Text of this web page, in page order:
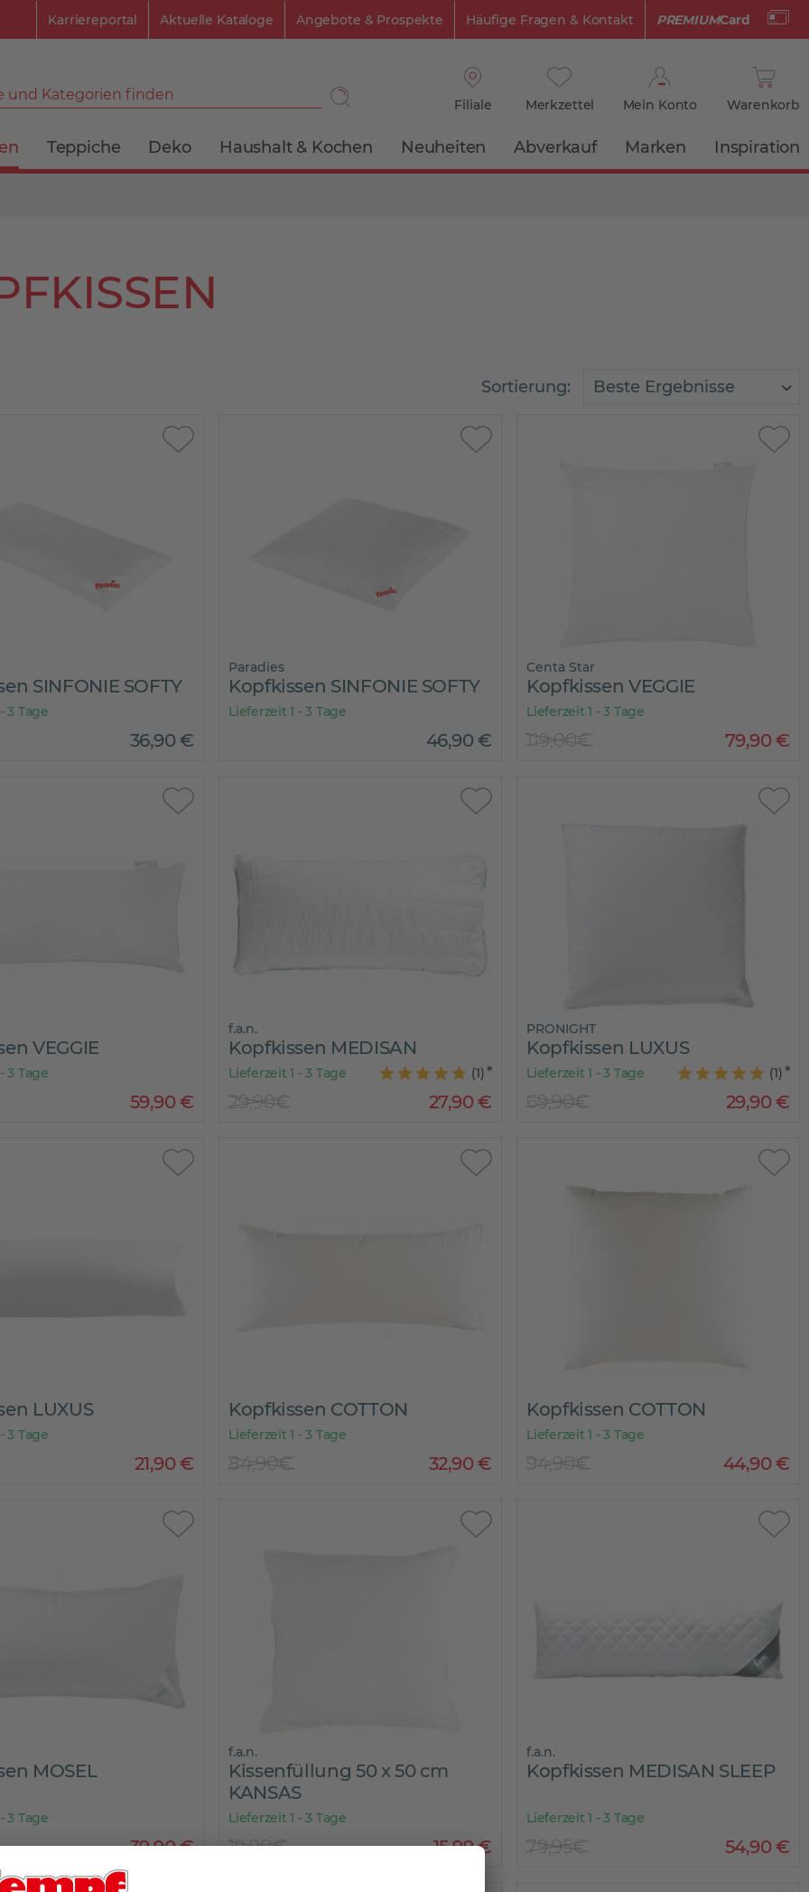
PREMIUMCard
Karriereportal Aktuelle Kataloge Angebote & Prospekte Häufige Fragen & Kontakt
und Kategorien finden
Filiale Merkzettel Mein Konto Warenkorb
Teppiche Deko Haushalt & Kochen Neuheiten Abverkauf Marken Inspiration
Sortierung:
SINFONIE SOFTY
3 Tage
36,90€
Paradies
Kopfkissen SINFONIE SOFTY
Lieferzeit 1 - 3 Tage
46,90€
Centa Star
Kopfkissen VEGGIE
Lieferzeit 1 - 3 Tage
79,90€
119,00€
VEGGIE
3 Tage
59,90€
f.a.n.
Kopfkissen MEDISAN
Lieferzeit 1 - 3 Tage (1)
27,90€
29,90€
PRONIGHT
Kopfkissen LUXUS
Lieferzeit 1 - 3 Tage (1)
29,90€
69,90€
LUXUS
3 Tage
21,90€
Kopfkissen COTTON
Lieferzeit 1 - 3 Tage
32,90€
84,90€
Kopfkissen COTTON
Lieferzeit 1 - 3 Tage
44,90€
94,90€
MOSEL
3 Tage
39,90€
f.a.n.
Kissenfüllung 50 x 50 cm
KANSAS
Lieferzeit 1 - 3 Tage
15,99€
19,90€
f.a.n.
Kopfkissen MEDISAN SLEEP
Lieferzeit 1 - 3 Tage
54,90€
79,95€